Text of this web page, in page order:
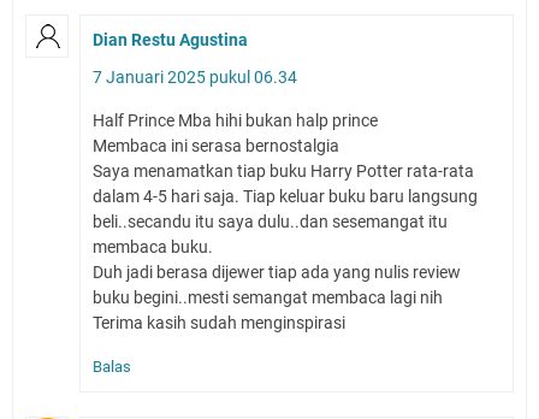
Dian Restu Agustina
7 Januari 2025 pukul 06.34
Half Prince Mba hihi bukan halp prince
Membaca ini serasa bernostalgia
Saya menamatkan tiap buku Harry Potter rata-rata
dalam 4-5 hari saja. Tiap keluar buku baru langsung
beli..secandu itu saya dulu..dan sesemangat itu
membaca buku.
Duh jadi berasa dijewer tiap ada yang nulis review
buku begini..mesti semangat membaca lagi nih
Terima kasih sudah menginspirasi
Balas